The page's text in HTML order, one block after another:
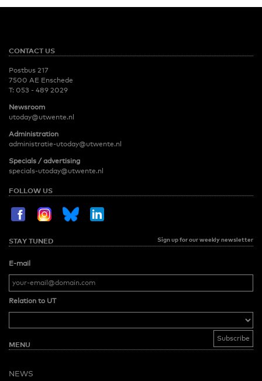
CONTACT US
Postbus 217
7500 AE Enschede
T: 053 - 489 2029
Newsroom
utoday@utwente.nl
Administration
administratie-utoday@utwente.nl
Specials / advertising
specials-utoday@utwente.nl
FOLLOW US
STAY TUNED Sign up for our weekly newsletter
E-mail
Relation to UT
MENU
NEWS